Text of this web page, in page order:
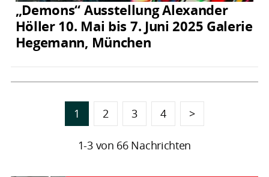
„Demons“ Ausstellung Alexander
Höller 10. Mai bis 7. Juni 2025 Galerie
Hegemann, München
1 2 3 4 >
1-3 von 66 Nachrichten